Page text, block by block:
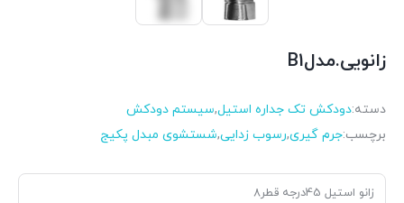
زانویی.مدلB1
دسته:دودکش تک جداره استیل,سیستم دودکش
برچسب:جرم گیری,رسوب زدایی,شستشوی مبدل پکیج
زانو استیل 45درجه قطر8